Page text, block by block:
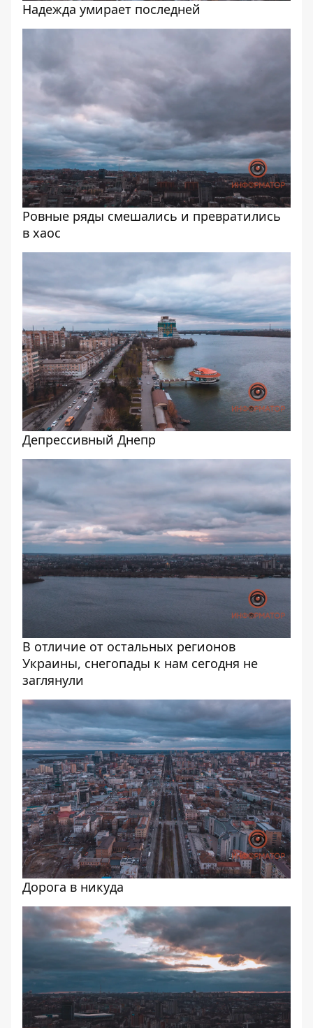
Надежда умирает последней
Ровные ряды смешались и превратились
в хаос
Депрессивный Днепр
В отличие от остальных регионов
Украины, снегопады к нам сегодня не
заглянули
Дорога в никуда